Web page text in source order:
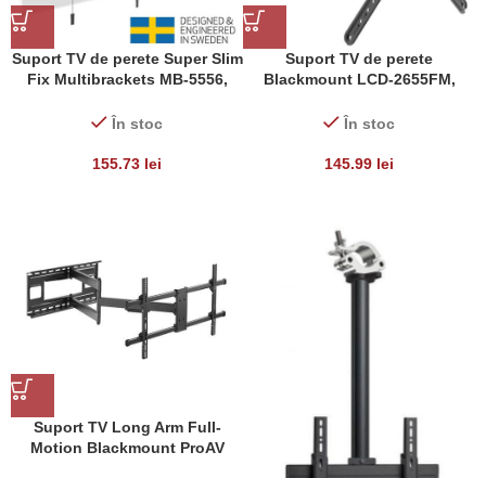
Suport TV de perete Super Slim
Fix Multibrackets MB-5556,
În stoc
155.73 lei
Suport TV de perete
Blackmount LCD-2655FM,
În stoc
145.99 lei
Suport TV Long Arm Full-
Motion Blackmount ProAV